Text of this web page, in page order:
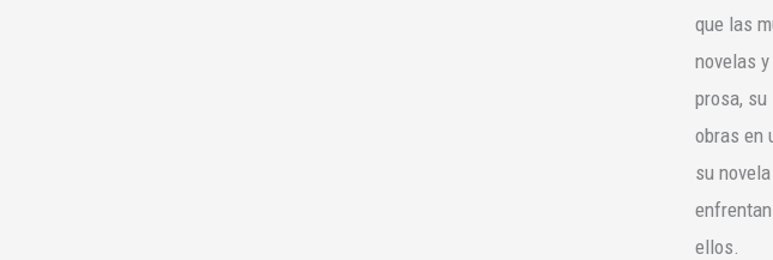
que las
novelas
prosa,
obras en
su
ellos.